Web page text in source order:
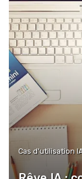
» Agents IA
» Outils IA pour
Cas d'utilisation